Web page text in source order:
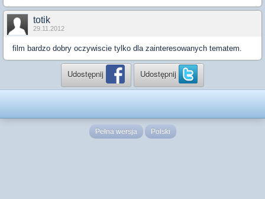
totik
29.11.2012
film bardzo dobry oczywiscie tylko dla zainteresowanych tematem.
Udostępnij Udostępnij
Pełna wersja Polski